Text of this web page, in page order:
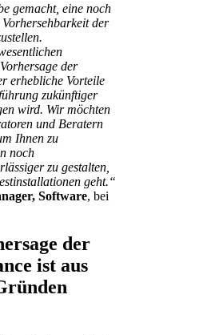
gemacht, eine noch
der
der
erhebliche Vorteile
zukünftiger
wird. Wir möchten
und Beratern
Ihnen zu
noch
zu gestalten,
geht.“
Software, bei
der
ist aus